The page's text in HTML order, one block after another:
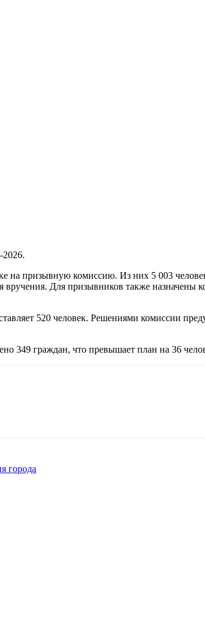
на призывную комиссию. Из них 5 003
Для призывников также назначены
520 человек. Решениями комиссии
349 граждан, что превышает план на 36
города